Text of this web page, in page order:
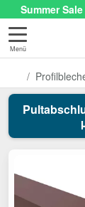
Summer
Menü